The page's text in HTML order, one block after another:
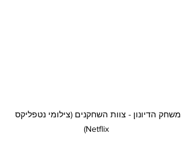
משחק הדיונון - צוות השחקנים (צילומי נטפליקס
Netflix)